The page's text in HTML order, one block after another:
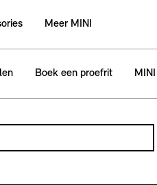
Meer MINI
Boek een proefrit
Clubman